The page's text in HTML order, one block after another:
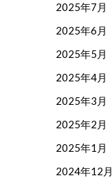
2025年7月
2025年6月
2025年5月
2025年4月
2025年3月
2025年2月
2025年1月
2024年12月